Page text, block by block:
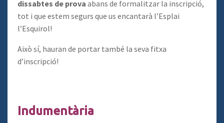
dissabtes de prova abans de formalitzar la inscripció,
tot i que estem segurs que us encantarà l’Esplai
l’Esquirol!
Això sí, hauran de portar també la seva fitxa
d’inscripció!
Indumentària